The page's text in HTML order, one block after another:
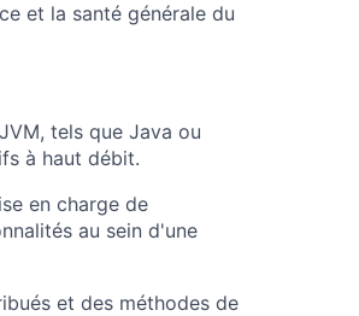
et la santé générale du
tels que Java ou
à haut débit.
en charge de
au sein d'une
et des méthodes de